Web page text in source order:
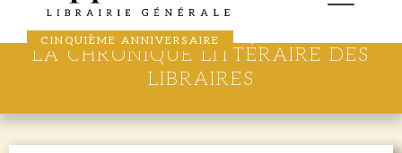
CINQUIÈME ANNIVERSAIRE
LA CHRONIQUE LITTÉRAIRE DES
LIBRAIRES